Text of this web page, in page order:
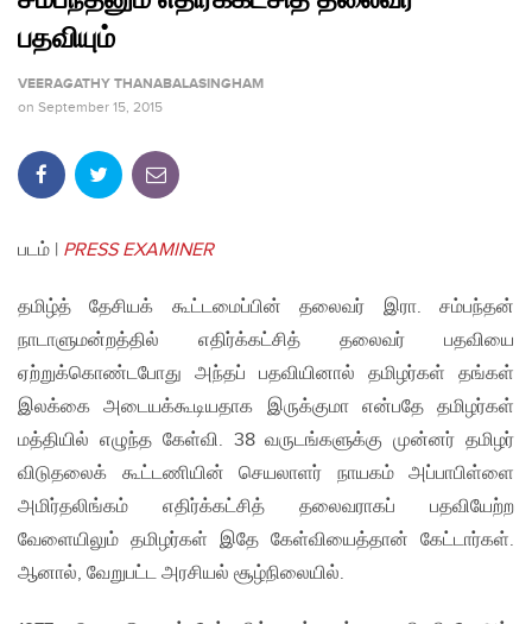
பதவியும்
VEERAGATHY THANABALASINGHAM
on September 15, 2015
படம் | PRESS EXAMINER
தமிழ்த் தேசியக் கூட்டமைப்பின் தலைவர் இரா. சம்பந்தன்
நாடாளுமன்றத்தில் எதிர்க்கட்சித் தலைவர் பதவியை
ஏற்றுக்கொண்டபோது அந்தப் பதவியினால் தமிழர்கள் தங்கள்
இலக்கை அடையக்கூடியதாக இருக்குமா என்பதே தமிழர்கள்
மத்தியில் எழுந்த கேள்வி. 38 வருடங்களுக்கு முன்னர் தமிழர்
விடுதலைக் கூட்டணியின் செயலாளர் நாயகம் அப்பாபிள்ளை
அமிர்தலிங்கம் எதிர்க்கட்சித் தலைவராகப் பதவியேற்ற
வேளையிலும் தமிழர்கள் இதே கேள்வியைத்தான் கேட்டார்கள்.
ஆனால், வேறுபட்ட அரசியல் சூழ்நிலையில்.